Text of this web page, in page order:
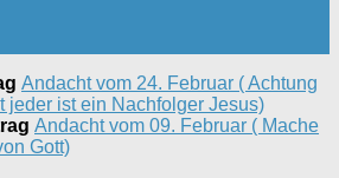
Andacht vom 24. Februar ( Achtung
jeder ist ein Nachfolger Jesus)
Andacht vom 09. Februar ( Mache
Gott)